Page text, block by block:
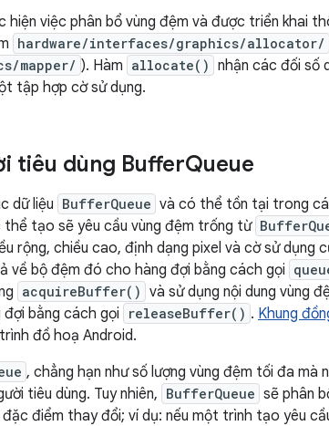
hiện việc phân bổ vùng đệm và được triển khai
hardware/interfaces/graphics/allocator/
mapper/ ). Hàm allocate() nhận các đối số
tập hợp cờ sử dụng.
tiêu dùng BufferQueue
dữ liệu BufferQueue và có thể tồn tại trong
thể tạo sẽ yêu cầu vùng đệm trống từ
rộng, chiều cao, định dạng pixel và cờ sử dụng
về bộ đệm đó cho hàng đợi bằng cách gọi
acquireBuffer() và sử dụng nội dung vùng
bằng cách gọi
releaseBuffer() . Khung
đồ hoạ Android.
, chẳng hạn như số lượng vùng đệm tối đa
tiêu dùng. Tuy nhiên, BufferQueue sẽ phân
điểm thay đổi; ví dụ: nếu một trình tạo yêu